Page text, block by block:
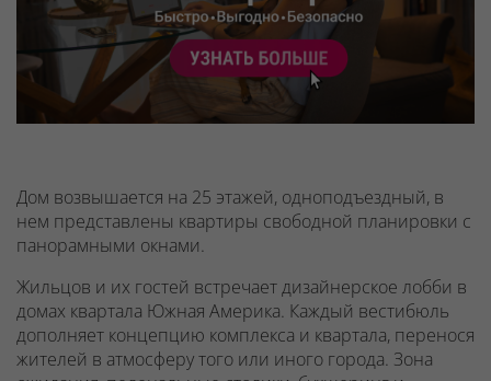
Дом возвышается на 25 этажей, одноподъездный, в
нем представлены квартиры свободной планировки с
панорамными окнами.
Жильцов и их гостей встречает дизайнерское лобби в
домах квартала Южная Америка. Каждый вестибюль
дополняет концепцию комплекса и квартала, перенося
жителей в атмосферу того или иного города. Зона